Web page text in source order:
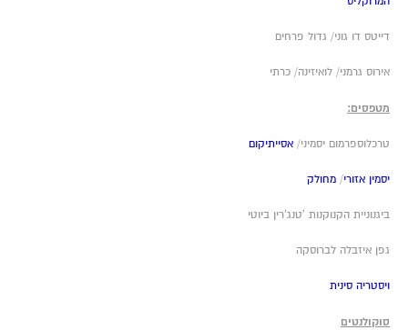
דייטס דו גוני/ גדול פרחים
אירוס גרמני/ לואיזינה/ כרתי
מטפסים:
טרכלוספרמום יסמיני/ אסייתיקום
יסמין אזורי/ מחולק
ביגנוניית הקנוקנות 'טנג'רין ביוטי
גפן איזבלה לברוסקה
ויסטריה סינית
סוקולנטים